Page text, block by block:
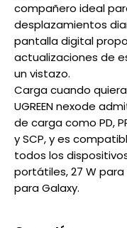
compañero ideal
desplazamientos
pantalla digital
actualizaciones de
un vistazo.
Carga cuando
UGREEN nexode
de carga como PD,
y SCP, y es
todos los
portátiles, 27 W para
para Galaxy.